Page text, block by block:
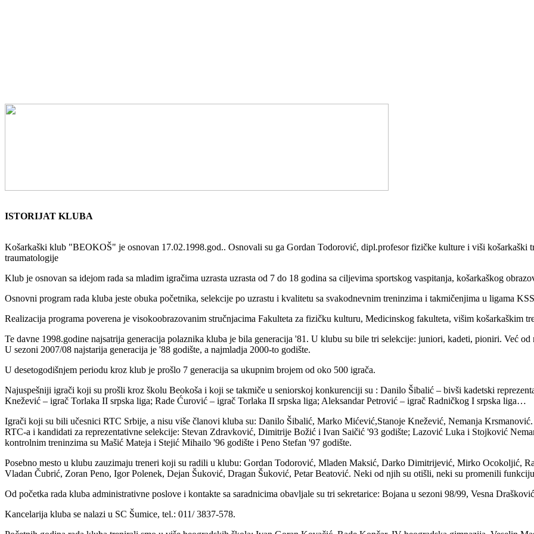
ISTORIJAT KLUBA
Košarkaški klub "BEOKOŠ" je osnovan 17.02.1998.god.. Osnovali su ga Gordan Todorović, dipl.profesor fizičke kulture i viši košarkaški
traumatologije
Klub je osnovan sa idejom rada sa mladim igračima uzrasta uzrasta od 7 do 18 godina sa ciljevima sportskog vaspitanja, košarkaškog
Osnovni program rada kluba jeste obuka početnika, selekcije po uzrastu i kvalitetu sa svakodnevnim treninzima i takmičenjima u ligama
Realizacija programa poverena je visokoobrazovanim stručnjacima Fakulteta za fizičku kulturu, Medicinskog fakulteta, višim košarkaškim
Te davne 1998.godine najsatrija generacija polaznika kluba je bila generacija '81. U klubu su bile tri selekcije: juniori, kadeti, pioniri. Već
U sezoni 2007/08 najstarija generacija je '88 godište, a najmladja 2000-to godište.
U desetogodišnjem periodu kroz klub je prošlo 7 generacija sa ukupnim brojem od oko 500 igrača.
Najuspešniji igrači koji su prošli kroz školu Beokoša i koji se takmiče u seniorskoj konkurenciji su : Danilo Šibalić – bivši kadetski
Knežević – igrač Torlaka II srpska liga; Rade Ćurović – igrač Torlaka II srpska liga; Aleksandar Petrović – igrač Radničkog I srpska liga…
Igrači koji su bili učesnici RTC Srbije, a nisu više članovi kluba su: Danilo Šibalić, Marko Mićević,Stanoje Knežević, Nemanja
RTC-a i kandidati za reprezentativne selekcije: Stevan Zdravković, Dimitrije Božić i Ivan Saičić '93 godište; Lazović Luka i Stojković
kontrolnim treninzima su Mašić Mateja i Stejić Mihailo '96 godište i Peno Stefan '97 godište.
Posebno mesto u klubu zauzimaju treneri koji su radili u klubu: Gordan Todorović, Mladen Maksić, Darko Dimitrijević, Mirko Ocokoljić,
Vladan Čubrić, Zoran Peno, Igor Polenek, Dejan Šuković, Dragan Šuković, Petar Beatović. Neki od njih su otišli, neki su promenili
Od početka rada kluba administrativne poslove i kontakte sa saradnicima obavljale su tri sekretarice: Bojana u sezoni 98/99, Vesna
Kancelarija kluba se nalazi u SC Šumice, tel.: 011/ 3837-578.